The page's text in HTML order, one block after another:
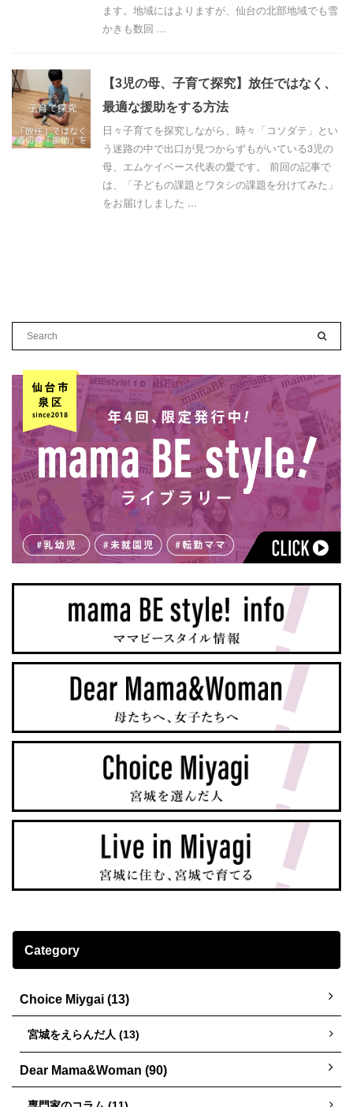
ます。地域にはよりますが、仙台の北部地域でも雪
かきも数回 ...
【3児の母、子育て探究】放任ではなく、
最適な援助をする方法
日々子育てを探究しながら、時々「コソダテ」とい
う迷路の中で出口が見つからずもがいている3児の
母、エムケイベース代表の愛です。 前回の記事で
は、「子どもの課題とワタシの課題を分けてみた」
をお届けしました ...
Category
Choice Miygai (13)
宮城をえらんだ人 (13)
Dear Mama&Woman (90)